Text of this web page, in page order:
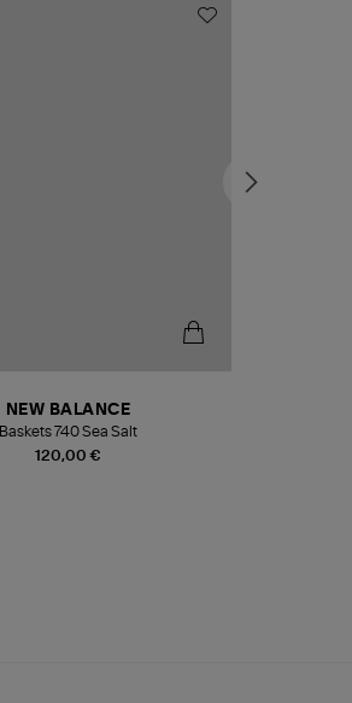
120,00 €
NEW BALANCE
Baskets 740 Sea Salt